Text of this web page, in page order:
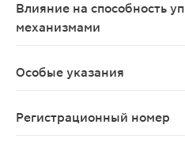
Влияние на способность
механизмами
Особые указания
Регистрационный номер